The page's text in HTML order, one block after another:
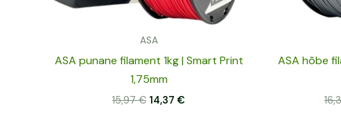
ASA
ASA punane filament 1kg | Smart Print
1,75mm
15,97€ 14,37€
ASA hõbe